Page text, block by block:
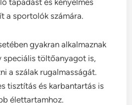
tapadást és kényelmes
a sportolók számára.
gyakran alkalmaznak
speciális töltőanyagot is,
a szálak rugalmasságát.
tisztítás és karbantartás is
élettartamhoz.